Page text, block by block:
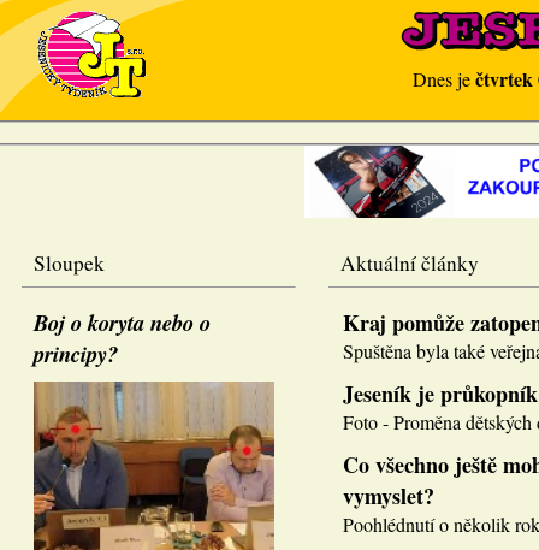
Dnes ječtvrtek
Sloupek
Boj o koryta nebo o
principy?
Aktuální články
Kraj pomůže
Spuštěna byla také
Jeseník je průkopník
Foto - Proměna
Co všechno ještě
vymyslet?
Poohlédnutí o několik